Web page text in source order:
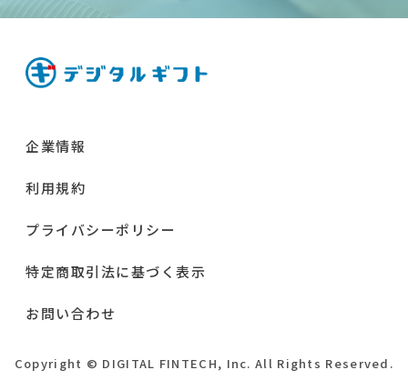
企業情報
利用規約
プライバシーポリシー
特定商取引法に基づく表示
お問い合わせ
Copyright © DIGITAL FINTECH, Inc. All Rights Reserved.